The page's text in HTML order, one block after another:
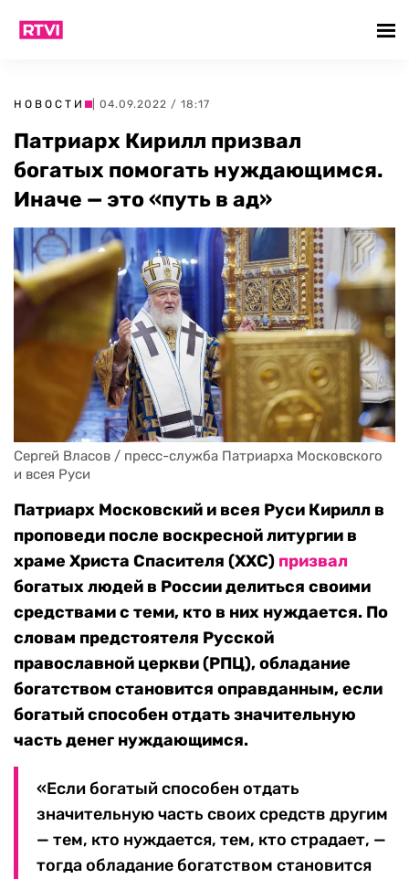
НОВОСТИ | 04.09.2022 / 18:17
Патриарх Кирилл призвал
богатых помогать нуждающимся.
Иначе — это «путь в ад»
Сергей Власов / пресс-служба Патриарха Московского
и всея Руси
Патриарх Московский и всея Руси Кирилл в
проповеди после воскресной литургии в
храме Христа Спасителя (ХХС) призвал
богатых людей в России делиться своими
средствами с теми, кто в них нуждается. По
словам предстоятеля Русской
православной церкви (РПЦ), обладание
богатством становится оправданным, если
богатый способен отдать значительную
часть денег нуждающимся.
«Если богатый способен отдать
значительную часть своих средств другим
— тем, кто нуждается, тем, кто страдает, —
тогда обладание богатством становится